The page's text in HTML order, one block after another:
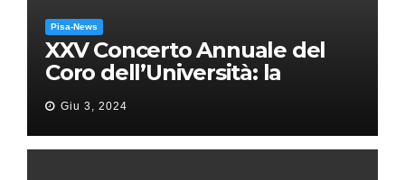
Pisa-News
XXV Concerto Annuale del
Coro dell’Università: la
“Messa in gloria” di Giacomo
Puccini
Giu 3, 2024